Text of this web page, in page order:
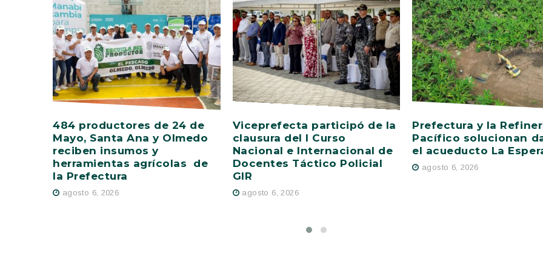
484 productores de 24 de
Mayo, Santa Ana y Olmedo
reciben insumos y
herramientas agrícolas de
la Prefectura
agosto 6, 2026
Viceprefecta participó de la
clausura del I Curso
Nacional e Internacional de
Docentes Táctico Policial
GIR
agosto 6, 2026
Prefectura y la
Pacífico solucionan
el acueducto La
agosto 6, 2026